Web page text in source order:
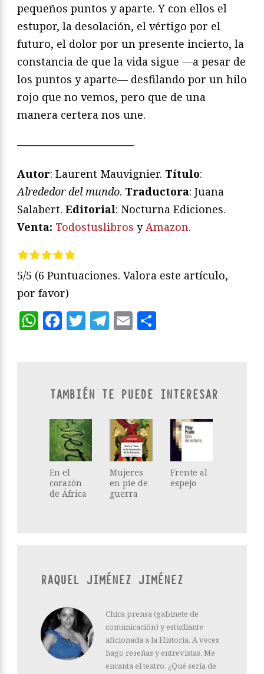
pequeños puntos y aparte. Y con ellos el
estupor, la desolación, el vértigo por el
futuro, el dolor por un presente incierto, la
constancia de que la vida sigue —a pesar de
los puntos y aparte— desfilando por un hilo
rojo que no vemos, pero que de una
manera certera nos une.
———————————
Autor: Laurent Mauvignier. Título:
Alrededor del mundo. Traductora: Juana
Salabert. Editorial: Nocturna Ediciones.
Venta: Todostuslibros yAmazon.
5/5 (6 Puntuaciones. Valora este artículo,
por favor)
WhatsApp
Facebook
Twitter
Telegram
Email
TAMBIÉN TE PUEDE INTERESAR
En el
corazón
de África
Mujeres
en pie de
guerra
Frente al
espejo
RAQUEL JIMÉNEZ JIMÉNEZ
Chica prensa (gabinete de
comunicación) y estudiante
aficionada a la Historia. A veces
hago reseñas y entrevistas. Me
encanta el teatro, ¿Qué sería de